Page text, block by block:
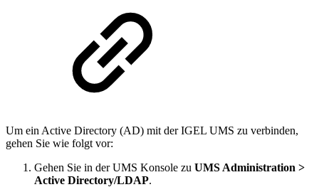
Um ein Active Directory (AD) mit der IGEL UMS zu verbinden,
gehen Sie wie folgt vor:
Gehen Sie in der UMS Konsole zu UMS Administration >
Active Directory/LDAP.